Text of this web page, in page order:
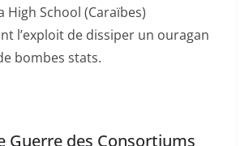
High School (Caraïbes)
l’exploit de dissiper un ouragan
bombes stats.
Guerre des Consortiums